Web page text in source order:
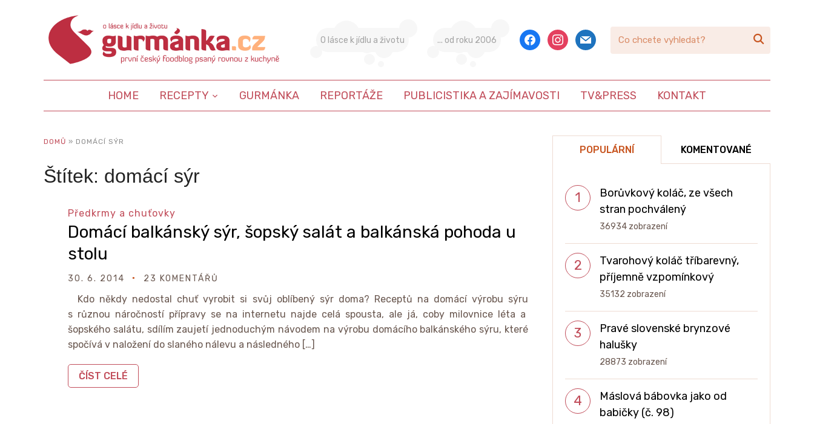
O lásce k jídlu a životu ... od roku 2006 facebookinstagram
mail 
HOME RECEPTY GURMÁNKA REPORTÁŽE PUBLICISTIKA A ZAJÍMAVOSTI TV&PRESS KONTAKT
DOMŮ » DOMÁCÍ SÝR
Štítek: domácí sýr
Předkrmy a chuťovky
Domácí balkánský sýr, šopský salát a balkánská pohoda u
stolu
30. 6. 2014 23 KOMENTÁŘŮ
Kdo někdy nedostal chuť vyrobit si svůj oblíbený sýr doma? Receptů na domácí výrobu sýru
s různou náročností přípravy se na internetu najde celá spousta, ale já, coby milovnice léta a
šopského salátu, sdílím zaujetí jednoduchým návodem na výrobu domácího balkánského sýru, které
spočívá v naložení do slaného nálevu a následného […]
ČÍST CELÉ
POPULÁRNÍ KOMENTOVANÉ
Borůvkový koláč, ze všech
stran pochválený
36934 zobrazení
Tvarohový koláč tříbarevný,
příjemně vzpomínkový
35132 zobrazení
Pravé slovenské brynzové
halušky
28873 zobrazení
Máslová bábovka jako od
babičky (č. 98)